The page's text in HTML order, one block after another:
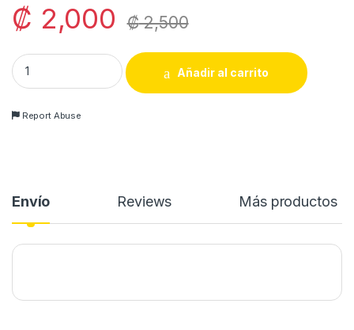
₡ 2,000 ₡2,500
Batido de Mora quantity
Añadir al carrito
Report Abuse
Envío Reviews Más productos